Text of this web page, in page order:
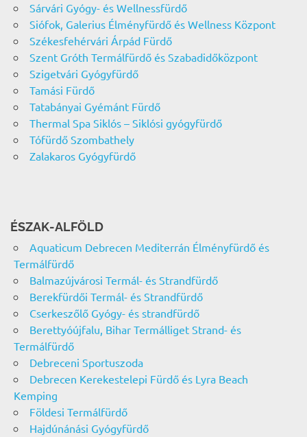
Sárvári Gyógy- és Wellnessfürdő
Siófok, Galerius Élményfürdő és Wellness Központ
Székesfehérvári Árpád Fürdő
Szent Gróth Termálfürdő és Szabadidőközpont
Szigetvári Gyógyfürdő
Tamási Fürdő
Tatabányai Gyémánt Fürdő
Thermal Spa Siklós – Siklósi gyógyfürdő
Tófürdő Szombathely
Zalakaros Gyógyfürdő
ÉSZAK-ALFÖLD
Aquaticum Debrecen Mediterrán Élményfürdő és
Termálfürdő
Balmazújvárosi Termál- és Strandfürdő
Berekfürdői Termál- és Strandfürdő
Cserkeszőlő Gyógy- és strandfürdő
Berettyóújfalu, Bihar Termálliget Strand- és
Termálfürdő
Debreceni Sportuszoda
Debrecen Kerekestelepi Fürdő és Lyra Beach
Kemping
Földesi Termálfürdő
Hajdúnánási Gyógyfürdő